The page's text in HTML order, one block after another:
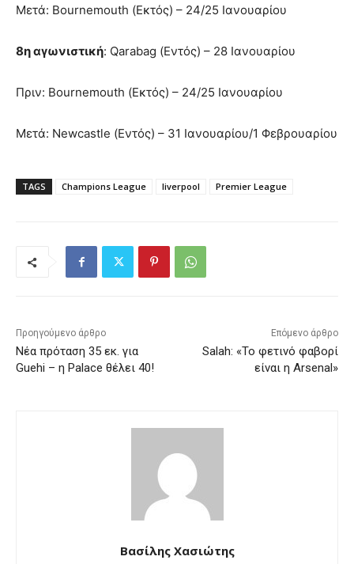
Μετά: Bournemouth (Εκτός) – 24/25 Ιανουαρίου
8η αγωνιστική: Qarabag (Εντός) – 28 Ιανουαρίου
Πριν: Bournemouth (Εκτός) – 24/25 Ιανουαρίου
Μετά: Newcastle (Εντός) – 31 Ιανουαρίου/1 Φεβρουαρίου
TAGS Champions League liverpool Premier League
Προηγούμενο άρθρο
Νέα πρόταση 35 εκ. για
Guehi – η Palace θέλει 40!
Επόμενο άρθρο
Salah: «Το φετινό φαβορί
είναι η Arsenal»
Βασίλης Χασιώτης